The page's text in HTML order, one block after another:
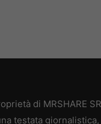
di MRSHARE
testata